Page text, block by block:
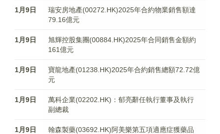
1月9日
瑞安房地產(00272.HK)2025年合約物業銷售額達
79.16億元
1月9日
旭輝控股集團(00884.HK)2025年合同銷售金額約
161億元
1月9日
寶龍地產(01238.HK)2025年合約銷售總額72.72億
元
1月9日
萬科企業(02202.HK)：郁亮辭任執行董事及執行
副總裁
1月9日
翰森製藥(03692.HK)阿美樂第五項適應症獲藥品